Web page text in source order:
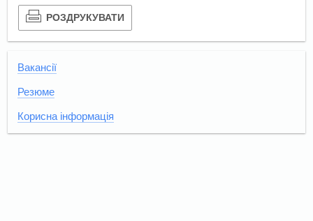
РОЗДРУКУВАТИ
Вакансії
Резюме
Корисна інформація